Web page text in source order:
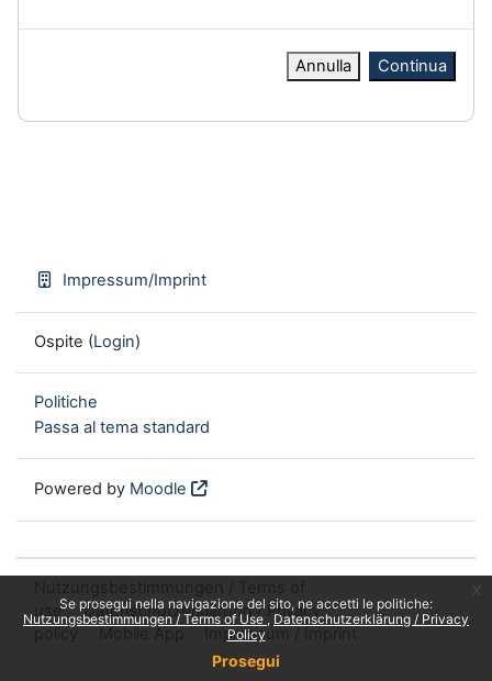
Se prosegui nella navigazione del sito, ne accetti le politiche:
Nutzungsbestimmungen / Terms of Use
Datenschutzerklärung / Privacy
Policy
Prosegui
Annulla Continua
Impressum/Imprint
Ospite (Login)
Politiche
Passa al tema standard
Powered by Moodle
use
Datenschutzerklärung / Privacy
policy
Mobile App Impressum / Imprint